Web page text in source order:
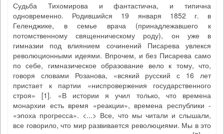
Судьба Тихомирова и фантастична, и типична
одновременно. Родившийся 19 января 1852 г. в
Геленджике, в семье врача (принадлежавшего к
потомственному священническому роду), он уже в
гимназии под влиянием сочинений Писарева увлекся
революционными идеями. Впрочем, и без Писарева само
по себе, гимназическое образование вело к тому, что,
говоря словами Розанова, «всякий русский с 16 лет
пристает к партии «ниспровержения государственного
строя» [1]. «В истории я учил только, что времена
монархии есть время «реакции», времена республики -
«эпоха прогресса». <...> Все, что мы читали и слышали,
все говорило, что мир развивается революциями. Мы в это